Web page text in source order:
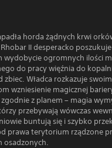
horda żądnych krwi
II desperacko
wydobycie ogromnych ilości
do pracy więźnia do
Władca rozkazuje swoim
wzniesienie magicznej
z planem – magia
przebywają wówczas
buntują się i szybko
prawa terytorium rządzone
osadzonych.